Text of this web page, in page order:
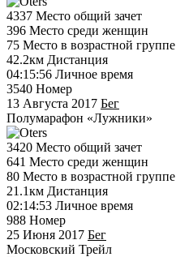
4337 Место общий зачет
396 Место среди женщин
75 Место в возрастной группе
42.2км Дистанция
04:15:56 Личное время
3540 Номер
13 Августа 2017 Бег
Полумарафон «Лужники»
3420 Место общий зачет
641 Место среди женщин
80 Место в возрастной группе
21.1км Дистанция
02:14:53 Личное время
988 Номер
25 Июня 2017 Бег
Московский Трейл